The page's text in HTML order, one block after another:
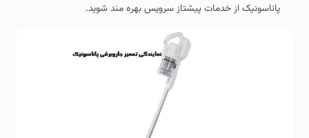
پاناسونیک از خدمات پیشتاز سرویس بهره مند شوید.